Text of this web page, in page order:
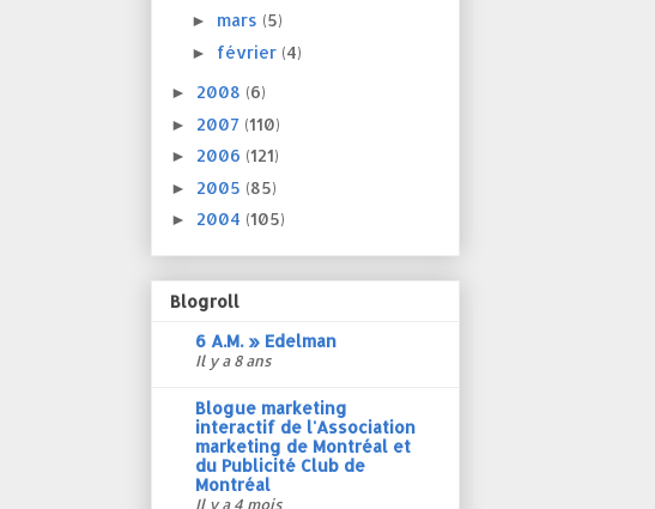
► mars (5)
► février (4)
► 2008 (6)
► 2007 (110)
► 2006 (121)
► 2005 (85)
► 2004 (105)
Blogroll
6 A.M. » Edelman
Il y a 8 ans
Blogue marketing
interactif de l'Association
marketing de Montréal et
du Publicité Club de
Montréal
Il y a 4 mois